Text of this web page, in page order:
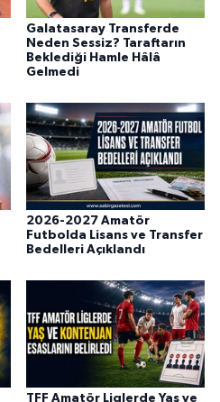
Galatasaray Transferde
Neden Sessiz? Taraftarın
Beklediği Hamle Hâlâ
Gelmedi
2026-2027 Amatör
Futbolda Lisans ve Transfer
Bedelleri Açıklandı
TFF Amatör Liglerde Yaş ve